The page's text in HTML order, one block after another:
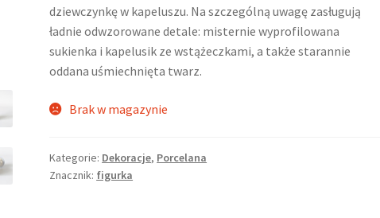
dziewczynkę w kapeluszu. Na szczególną uwagę zasługują
ładnie odwzorowane detale: misternie wyprofilowana
sukienka i kapelusik ze wstążeczkami, a także starannie
oddana uśmiechnięta twarz.
Brak w magazynie
Kategorie: Dekoracje, Porcelana
Znacznik: figurka